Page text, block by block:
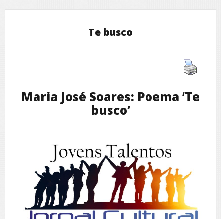
Te busco
Maria José Soares: Poema ‘Te
busco’